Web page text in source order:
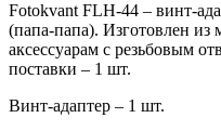
Fotokvant FLH-44 – винт-
(папа-папа). Изготовлен из
аксессуарам с резьбовым
поставки – 1 шт.
Винт-адаптер – 1 шт.